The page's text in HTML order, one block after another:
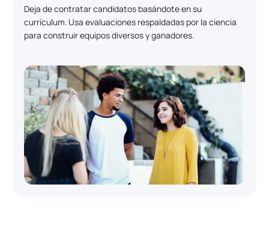
Deja de contratar candidatos basándote en su
currículum. Usa evaluaciones respaldadas por la ciencia
para construir equipos diversos y ganadores.